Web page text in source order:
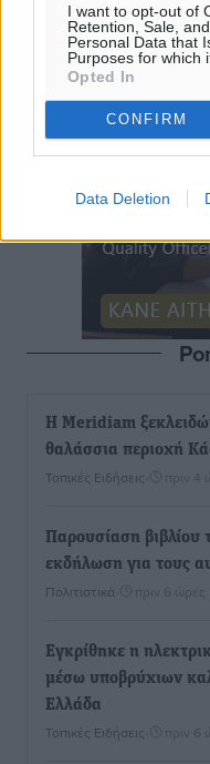
I want to opt-out of
Retention, Sale,
Personal Data that
Purposes for which
Opted In
CONFIRM
Data Deletion
Η Meridiam
θαλάσσια περιοχή
Τοπικές Ειδήσεις πριν 4
Παρουσίαση βιβλίου
εκδήλωση για τους
Πολιτιστικά πριν 6 ώρες
Εγκρίθηκε η
μέσω υποβρύχιων
Ελλάδα
Τοπικές Ειδήσεις πριν 6